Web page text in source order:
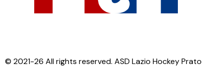
© 2021-26 All rights reserved. ASD Lazio Hockey Prato